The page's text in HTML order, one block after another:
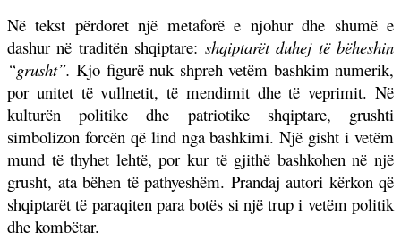
Në tekst përdoret një metaforë e njohur dhe shumë e
dashur në traditën shqiptare: shqiptarët duhej të bëheshin
“grusht”. Kjo figurë nuk shpreh vetëm bashkim numerik,
por unitet të vullnetit, të mendimit dhe të veprimit. Në
kulturën politike dhe patriotike shqiptare, grushti
simbolizon forcën që lind nga bashkimi. Një gisht i vetëm
mund të thyhet lehtë, por kur të gjithë bashkohen në një
grusht, ata bëhen të pathyeshëm. Prandaj autori kërkon që
shqiptarët të paraqiten para botës si një trup i vetëm politik
dhe kombëtar.